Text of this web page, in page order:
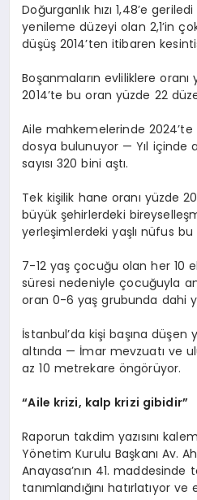
Doğurganlık hızı 1,48’e
yenileme düzeyi olan 2,1’in
düşüş 2014’ten itibaren
Boşanmaların evliliklere oranı
2014’te bu oran yüzde 22
Aile mahkemelerinde
dosya bulunuyor — Yıl içinde
sayısı 320 bini aştı.
Tek kişilik hane oranı yüzde
büyük şehirlerdeki
yerleşimlerdeki yaşlı nüfus bu
7-12 yaş çocuğu olan her 10
süresi nedeniyle çocuğuyla
oran 0-6 yaş grubunda dahi
İstanbul’da kişi başına
altında — İmar mevzuatı ve
az 10 metrekare öngörüyor.
“Aile krizi, kalp krizi gibidir”
Raporun takdim yazısını
Yönetim Kurulu Başkanı Av.
Anayasa’nın 41.
tanımlandığını hatırlatıyor ve